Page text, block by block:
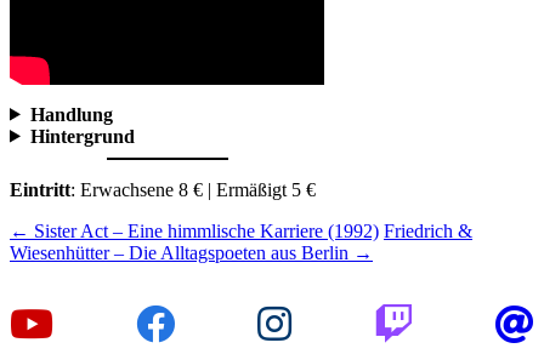
Handlung
Hintergrund
Eintritt: Erwachsene 8 € | Ermäßigt 5 €
Beitragsnavigation
← Sister Act – Eine himmlische Karriere (1992) Friedrich &
Wiesenhütter – Die Alltagspoeten aus Berlin →